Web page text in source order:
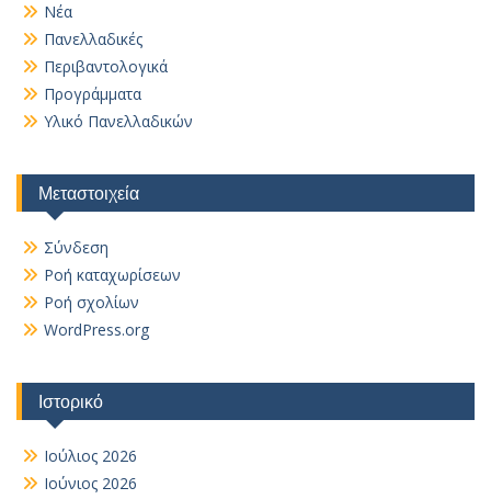
Νέα
Πανελλαδικές
Περιβαντολογικά
Προγράμματα
Υλικό Πανελλαδικών
Μεταστοιχεία
Σύνδεση
Ροή καταχωρίσεων
Ροή σχολίων
WordPress.org
Ιστορικό
Ιούλιος 2026
Ιούνιος 2026